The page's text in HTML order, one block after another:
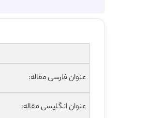
عنوان فارسی مقاله:
عنوان انگلیسی مقاله: